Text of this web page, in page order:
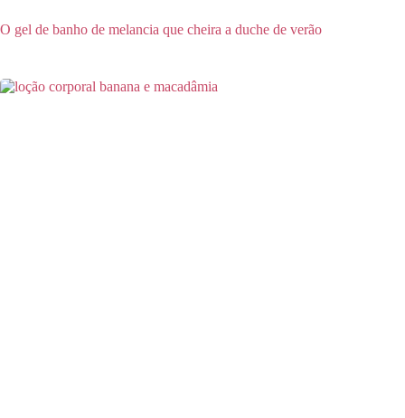
O gel de banho de melancia que cheira a duche de verão